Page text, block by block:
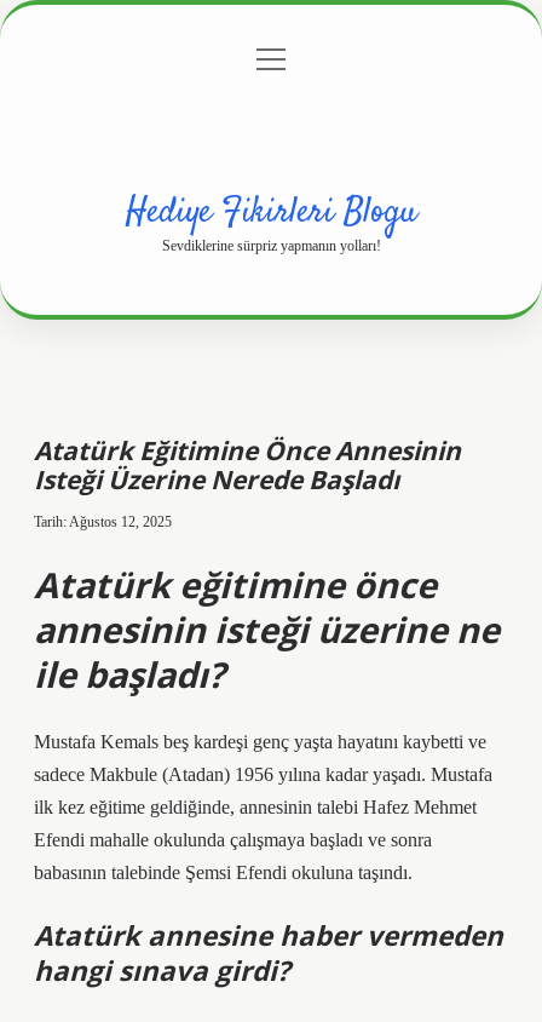
Gizlilik Politikası
menüyü
Hediye Fikirleri Blogu
Sevdiklerine sürpriz yapmanın yolları!
Atatürk Eğitimine Önce Annesinin
Isteği Üzerine Nerede Başladı
Tarih: Ağustos 12, 2025
Atatürk eğitimine önce
annesinin isteği üzerine ne
ile başladı?
Mustafa Kemals beş kardeşi genç yaşta hayatını kaybetti ve
sadece Makbule (Atadan) 1956 yılına kadar yaşadı. Mustafa
ilk kez eğitime geldiğinde, annesinin talebi Hafez Mehmet
Efendi mahalle okulunda çalışmaya başladı ve sonra
babasının talebinde Şemsi Efendi okuluna taşındı.
Atatürk annesine haber vermeden
hangi sınava girdi?